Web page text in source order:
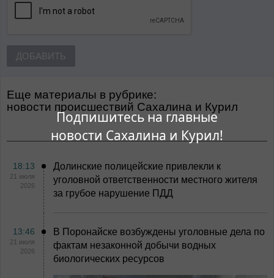
Подпишитесь на главные
новости Сахалина и Курил!
ДОБАВИТЬ
Еще материалы в рубрике:
Новости происшествий Сахалина и Курил
18:13
21 июля
2026
Долинские полицейские привлекли к
уголовной ответственности местного жителя
за грубое нарушение ПДД
13:46
21 июля
2026
В Поронайске возбуждены уголовные дела по
фактам незаконной добычи водных
биологических ресурсов